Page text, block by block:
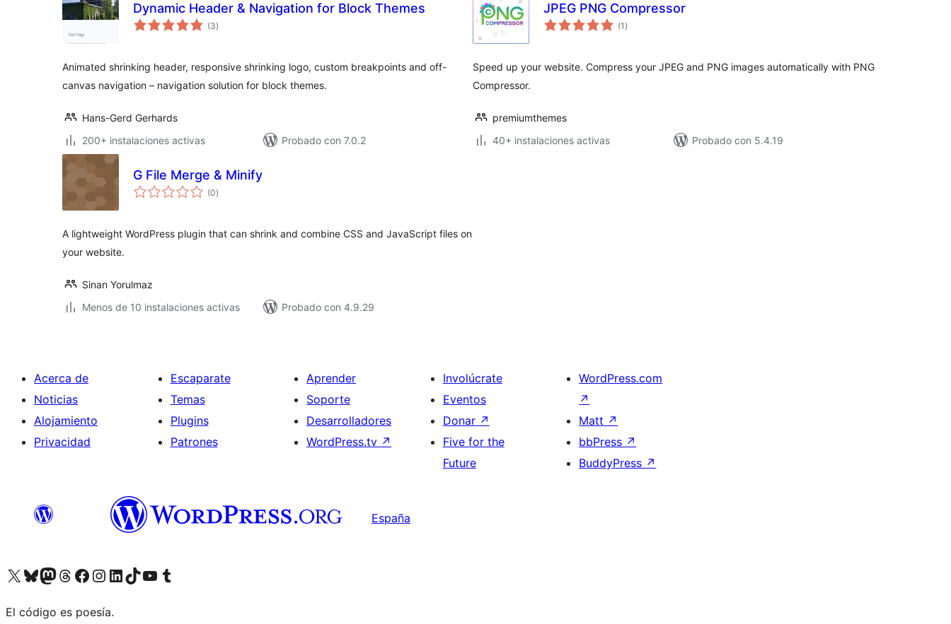
Dynamic Header & Navigation for Block Themes
(3valoraciones
en
)
Animated shrinking header, responsive shrinking logo, custom breakpoints and off-
canvas navigation – navigation solution for block themes.
Hans-Gerd Gerhards
200+ instalaciones activas
Probado con 7.0.2
JPEG PNG Compressor
(1 valoraciones
en
)
Speed up your website. Compress your JPEG and PNG images automatically with PNG
Compressor.
premiumthemes
40+ instalaciones activas
Probado con 5.4.19
G File Merge & Minify
(0valoraciones
en
)
A lightweight WordPress plugin that can shrink and combine CSS and JavaScript files on
your website.
Sinan Yorulmaz
Menos de 10 instalaciones activas
Probado con 4.9.29
Acerca de
Noticias
Alojamiento
Privacidad
Escaparate
Temas
Plugins
Patrones
Aprender
Soporte
Desarrolladores
WordPress.tv ↗
Involúcrate
Eventos
Donar ↗
Five for the
Future
WordPress.com
↗
Matt ↗
bbPress ↗
BuddyPress ↗
España
Visita nuestra cuenta de X (anteriormente Twitter)
Visita nuestra cuenta de Bluesky
Visita nuestra cuenta de Mastodon
Visita nuestra cuenta de Threads
Visita nuestra página de Facebook
Visita nuestra cuenta de Instagram
Visita nuestra cuenta de LinkedIn
Visita nuestra cuenta de TikTok
Visita nuestro canal de YouTube
Visita nuestra cuenta de Tumblr
El código es poesía.